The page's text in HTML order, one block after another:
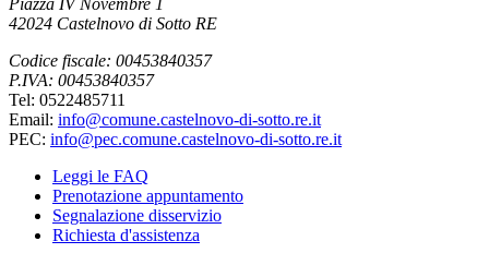
Piazza IV Novembre 1
42024 Castelnovo di Sotto RE
Codice fiscale: 00453840357
P.IVA: 00453840357
Tel: 0522485711
Email: info@comune.castelnovo-di-sotto.re.it
PEC: info@pec.comune.castelnovo-di-sotto.re.it
Leggi le FAQ
Prenotazione appuntamento
Segnalazione disservizio
Richiesta d'assistenza